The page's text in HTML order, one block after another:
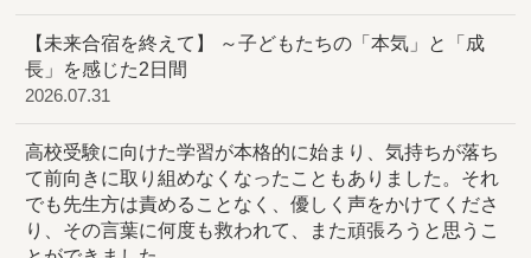
【未来合宿を終えて】 ～子どもたちの「本気」と「成
長」を感じた2日間
2026.07.31
高校受験に向けた学習が本格的に始まり、気持ちが落ち
て前向きに取り組めなくなったこともありました。それ
でも先生方は責めることなく、優しく声をかけてくださ
り、その言葉に何度も救われて、また頑張ろうと思うこ